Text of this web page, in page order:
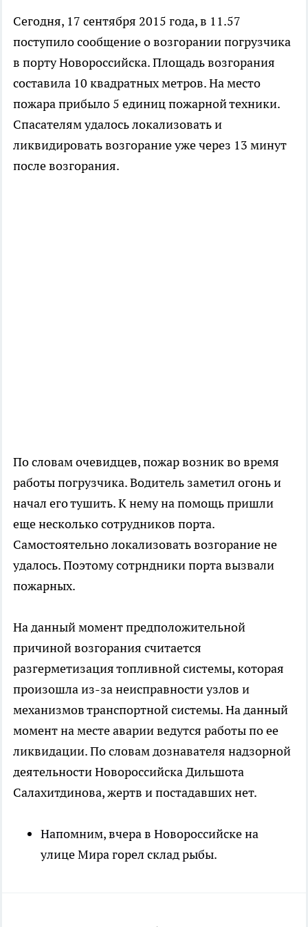
Сегодня, 17 сентября 2015 года, в 11.57
поступило сообщение о возгорании погрузчика
в порту Новороссийска. Площадь возгорания
составила 10 квадратных метров. На место
пожара прибыло 5 единиц пожарной техники.
Спасателям удалось локализовать и
ликвидировать возгорание уже через 13 минут
после возгорания.
По словам очевидцев, пожар возник во время
работы погрузчика. Водитель заметил огонь и
начал его тушить. К нему на помощь пришли
еще несколько сотрудников порта.
Самостоятельно локализовать возгорание не
удалось. Поэтому сотрндники порта вызвали
пожарных.
На данный момент предположительной
причиной возгорания считается
разгерметизация топливной системы, которая
произошла из-за неисправности узлов и
механизмов транспортной системы. На данный
момент на месте аварии ведутся работы по ее
ликвидации. По словам дознавателя надзорной
деятельности Новороссийска Дильшота
Салахитдинова, жертв и постадавших нет.
Напомним, вчера в Новороссийске на
улице Мира горел склад рыбы.